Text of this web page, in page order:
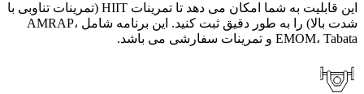
این قابلیت به شما امکان می دهد تا تمرینات HIIT (تمرینات تناوبی با
شدت بالا) را به طور دقیق ثبت کنید. این برنامه شامل AMRAP،
EMOM، Tabata و تمرینات سفارشی می باشد.